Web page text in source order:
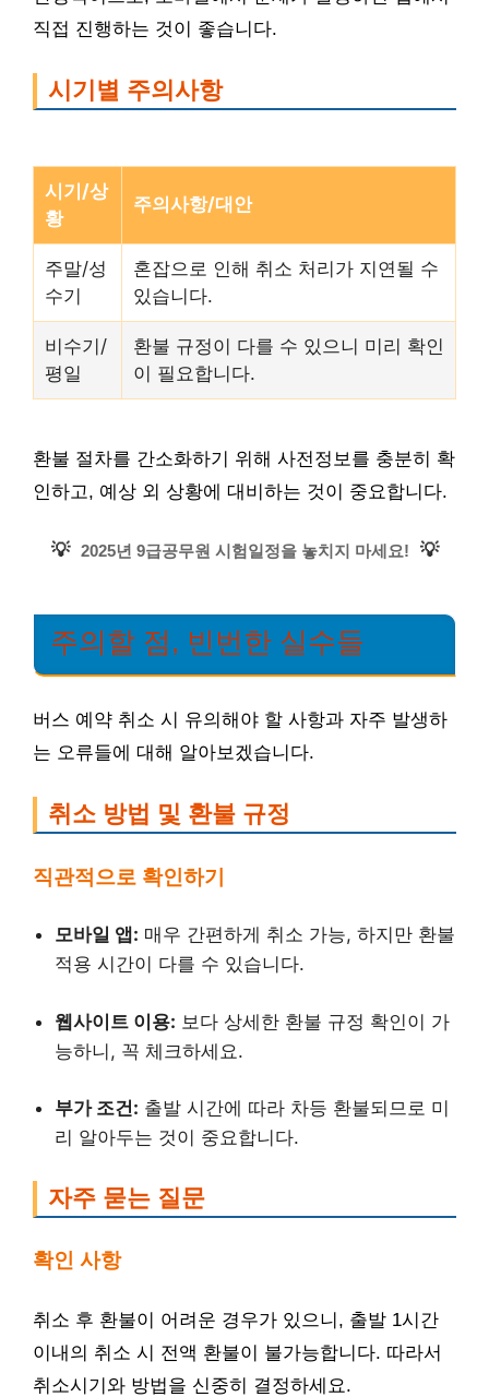
직접 진행하는 것이 좋습니다.
시기별 주의사항
시기/상
황
주의사항/대안
주말/성
수기
혼잡으로 인해 취소 처리가 지연될 수
있습니다.
비수기/
평일
환불 규정이 다를 수 있으니 미리 확인
이 필요합니다.
환불 절차를 간소화하기 위해 사전정보를 충분히 확
인하고, 예상 외 상황에 대비하는 것이 중요합니다.
💡 2025년 9급공무원 시험일정을 놓치지 마세요! 💡
주의할 점, 빈번한 실수들
버스 예약 취소 시 유의해야 할 사항과 자주 발생하
는 오류들에 대해 알아보겠습니다.
취소 방법 및 환불 규정
직관적으로 확인하기
모바일 앱: 매우 간편하게 취소 가능, 하지만 환불
적용 시간이 다를 수 있습니다.
웹사이트 이용: 보다 상세한 환불 규정 확인이 가
능하니, 꼭 체크하세요.
부가 조건: 출발 시간에 따라 차등 환불되므로 미
리 알아두는 것이 중요합니다.
자주 묻는 질문
확인 사항
취소 후 환불이 어려운 경우가 있으니, 출발 1시간
이내의 취소 시 전액 환불이 불가능합니다. 따라서
취소시기와 방법을 신중히 결정하세요.